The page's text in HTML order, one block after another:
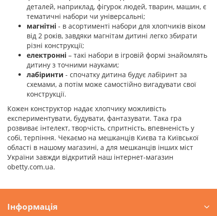
деталей, наприклад, фігурок людей, тварин, машин, є
тематичні набори чи універсальні;
магнітні - в асортименті набори для хлопчиків віком
від 2 років, завдяки магнітам дитині легко збирати
різні конструкції;
електронні – такі набори в ігровій формі знайомлять
дитину з точними науками;
лабіринти - спочатку дитина будує лабіринт за
схемами, а потім може самостійно вигадувати свої
конструкції.
Кожен конструктор надає хлопчику можливість
експериментувати, будувати, фантазувати. Така гра
розвиває інтелект, творчість, спритність, впевненість у
собі, терпіння. Чекаємо на мешканців Києва та Київської
області в нашому магазині, а для мешканців інших міст
України завжди відкритий наш інтернет-магазин
obetty.com.ua.
Інформація